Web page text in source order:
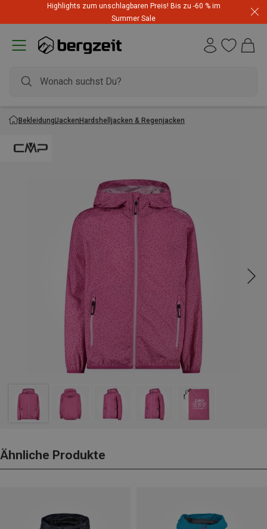
Highlights zum unschlagbaren Preis! Bis zu -60 % im
Summer Sale
BekleidungJackenHardshelljacken & Regenjacken
Ähnliche Produkte